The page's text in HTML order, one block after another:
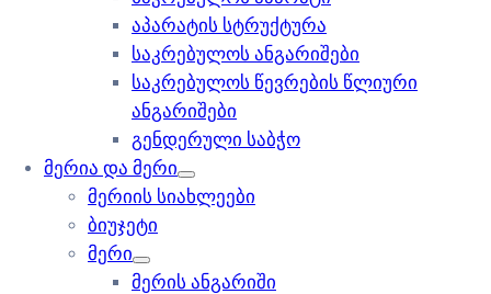
აპარატის სტრუქტურა
საკრებულოს ანგარიშები
საკრებულოს წევრების წლიური
ანგარიშები
გენდერული საბჭო
მერია და მერი
მერიის სიახლეები
ბიუჯეტი
მერი
მერის ანგარიში